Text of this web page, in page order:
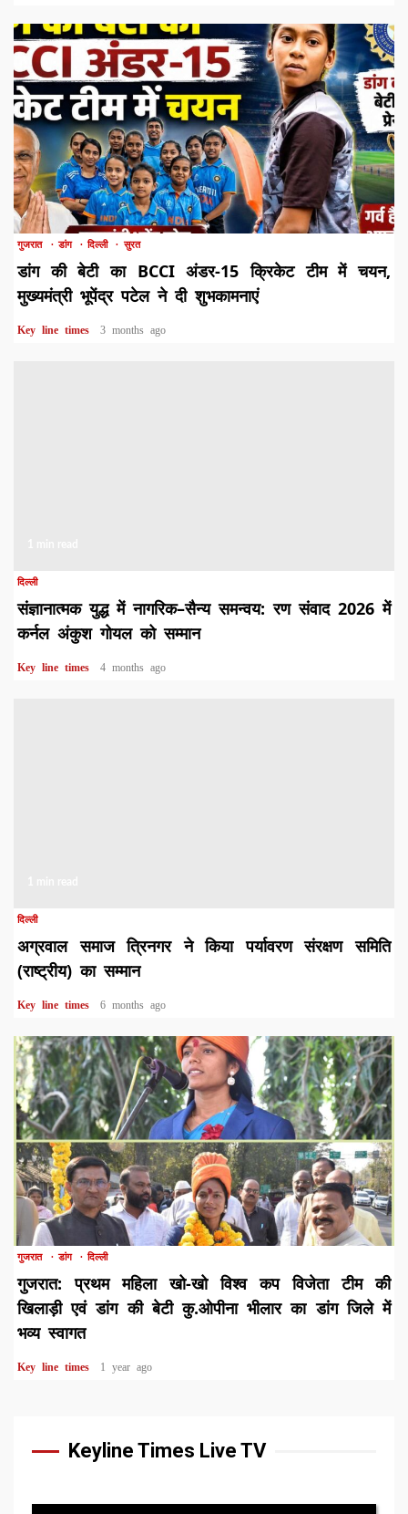
1 min read
गुजरात डांग दिल्ली सुरत
डांग की बेटी का BCCI अंडर-15 क्रिकेट टीम में चयन,
मुख्यमंत्री भूपेंद्र पटेल ने दी शुभकामनाएं
Key line times 3 months ago
दिल्ली
संज्ञानात्मक युद्ध में नागरिक–सैन्य समन्वय: रण संवाद 2026 में
कर्नल अंकुश गोयल को सम्मान
Key line times 4 months ago
दिल्ली
अग्रवाल समाज त्रिनगर ने किया पर्यावरण संरक्षण समिति
(राष्ट्रीय) का सम्मान
Key line times 6 months ago
1 min read
गुजरात डांग दिल्ली
गुजरात: प्रथम महिला खो-खो विश्व कप विजेता टीम की
खिलाड़ी एवं डांग की बेटी कु.ओपीना भीलार का डांग जिले में
भव्य स्वागत
Key line times 1 year ago
Keyline Times Live TV